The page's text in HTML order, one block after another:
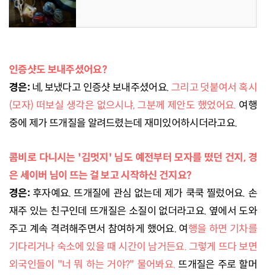
인증샷도 보내주셨어요?
경은:네, 보냈다고 인증샷 보내주셨어요. 그리고 덧붙여서 혹시
(모자) 떠보실 생각은 없으시냐, 그분께 제안도 했었어요. 여행
중에 제가 뜨개질을 알려드렸는데 재미있어하시더라고요.
콤비로 다니시는 '김멋지' 님도 예전부터 모자를 떴던 건지, 경
은 세이버 님이 뜨는 걸 보고 시작하신 건지요?
경은:후자예요. 뜨개질에 관심 없는데 제가 쿡쿡 찔렀어요. 손
재주 있는 친구인데 뜨개질은 소질이 없더라고요. 옆에서 도와
주고 계속 격려해주면서 참여하게 했어요. 여행을 하면 기차를
기다리거나 숙소에 있을 때 시간이 남거든요. 그렇게 뜨다 보면
외국인들이 "너 뭐 하는 거야?" 물어봐요.뜨개질은 주로 할머